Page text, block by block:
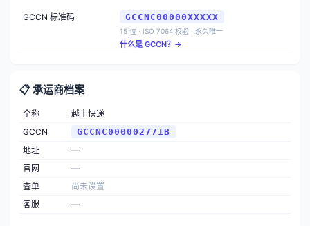
GCCN 标准码 GCCNC00000XXXXX
15 位 · ISO 7064 校验 · 永久唯一
什么是 GCCN？→
📋 承运商档案
全称
越丰快递
GCCN
GCCNC000002771B
地址
—
官网
—
查单
尚未设置
客服
—